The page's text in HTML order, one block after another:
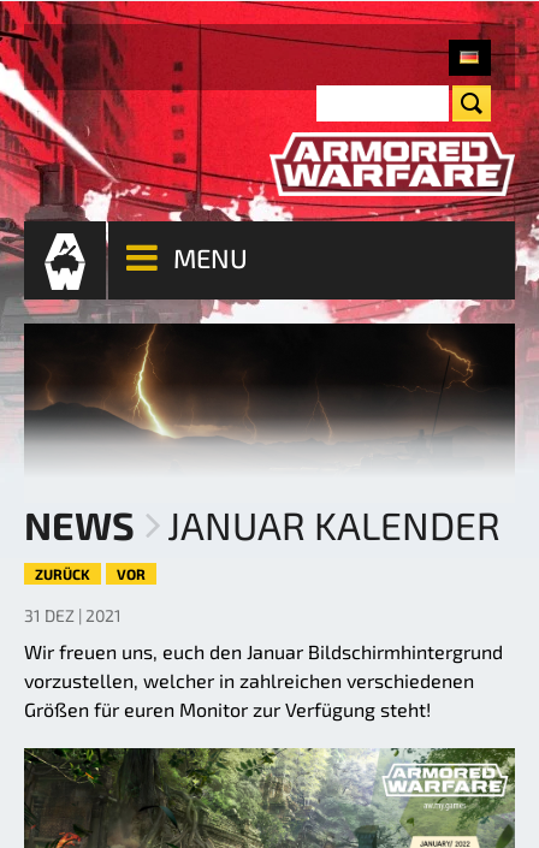
MENU
NEWS JANUAR KALENDER
ZURÜCK VOR
31 DEZ | 2021
Wir freuen uns, euch den Januar Bildschirmhintergrund
vorzustellen, welcher in zahlreichen verschiedenen
Größen für euren Monitor zur Verfügung steht!